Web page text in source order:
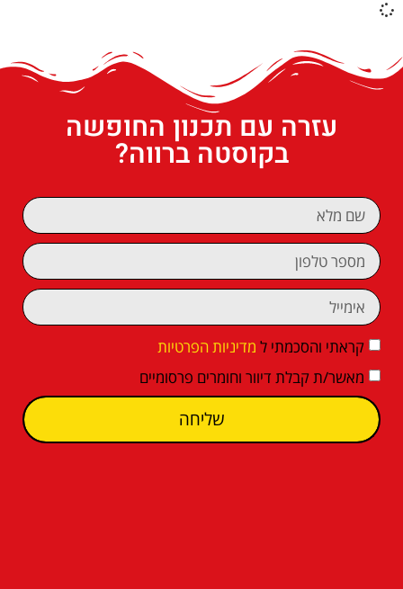
עזרה עם תכנון החופשה
בקוסטה ברווה?
קראתי והסכמתי ל מדיניות הפרטיות
מאשר/ת קבלת דיוור וחומרים פרסומיים
שליחה